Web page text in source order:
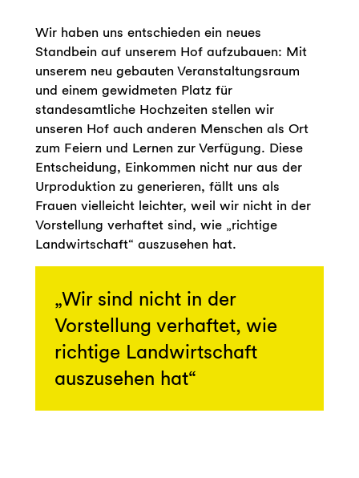
Wir haben uns entschieden ein neues
Standbein auf unserem Hof aufzubauen: Mit
unserem neu gebauten Veranstaltungsraum
und einem gewidmeten Platz für
standesamtliche Hochzeiten stellen wir
unseren Hof auch anderen Menschen als Ort
zum Feiern und Lernen zur Verfügung. Diese
Entscheidung, Einkommen nicht nur aus der
Urproduktion zu generieren, fällt uns als
Frauen vielleicht leichter, weil wir nicht in der
Vorstellung verhaftet sind, wie „richtige
Landwirtschaft“ auszusehen hat.
Wir sind nicht in der
Vorstellung verhaftet, wie
richtige Landwirtschaft
auszusehen hat